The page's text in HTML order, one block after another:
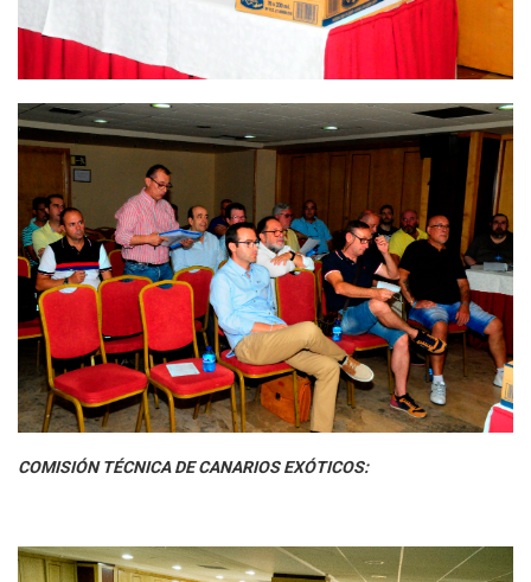
COMISIÓN TÉCNICA DE CANARIOS EXÓTICOS: